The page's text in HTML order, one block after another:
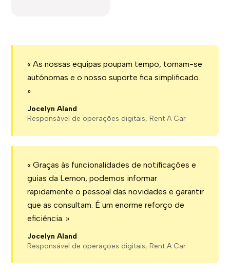
« As nossas equipas poupam tempo, tornam-se
autónomas e o nosso suporte fica simplificado.
»
Jocelyn Aland
Responsável de operações digitais, Rent A Car
« Graças às funcionalidades de notificações e
guias da Lemon, podemos informar
rapidamente o pessoal das novidades e garantir
que as consultam. É um enorme reforço de
eficiência. »
Jocelyn Aland
Responsável de operações digitais, Rent A Car